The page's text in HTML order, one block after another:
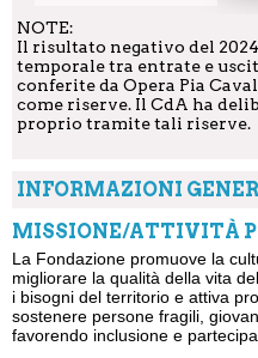
NOTE:
Il risultato negativo del
temporale tra entrate e
conferite da Opera Pia
come riserve. Il CdA ha
proprio tramite tali riserve.
INFORMAZIONI
Forma Giuridica
Anno di Costituzione
CF/P.IVA
Iscrizione a registri pubblici
MISSIONE/ATTIVITÀ
La Fondazione promuove la
migliorare la qualità della vita
i bisogni del territorio e attiva
sostenere persone fragili,
favorendo inclusione e